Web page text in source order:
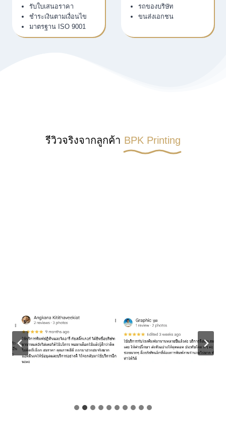
รับใบเสนอราคา
ชำระเงินตามเงื่อนไข
มาตรฐาน ISO 9001
รถของบริษัท
ขนส่งเอกชน
รีวิวจริงจากลูกค้า BPK Printing